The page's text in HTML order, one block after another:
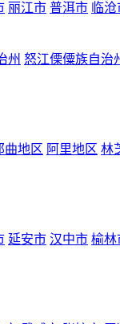
丽江市 普洱市 临
州 怒江傈僳族自治
曲地区 阿里地区 林
延安市 汉中市 榆林